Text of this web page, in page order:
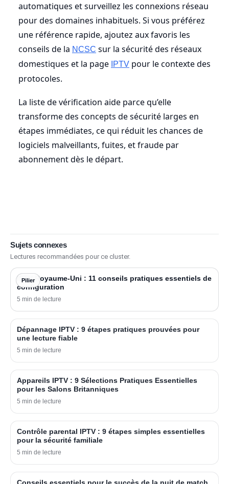
automatiques et surveillez les connexions réseau
pour des domaines inhabituels. Si vous préférez
une référence rapide, ajoutez aux favoris les
conseils de la NCSC sur la sécurité des réseaux
domestiques et la page IPTV pour le contexte des
protocoles.
La liste de vérification aide parce qu’elle
transforme des concepts de sécurité larges en
étapes immédiates, ce qui réduit les chances de
logiciels malveillants, fuites, et fraude par
abonnement dès le départ.
Sujets connexes
Lectures recommandées pour ce cluster.
Pilier
IPTV Royaume-Uni : 11 conseils pratiques essentiels de
configuration
5 min de lecture
Dépannage IPTV : 9 étapes pratiques prouvées pour
une lecture fiable
5 min de lecture
Appareils IPTV : 9 Sélections Pratiques Essentielles
pour les Salons Britanniques
5 min de lecture
Contrôle parental IPTV : 9 étapes simples essentielles
pour la sécurité familiale
5 min de lecture
Conseils essentiels pour le succès de la nuit de match